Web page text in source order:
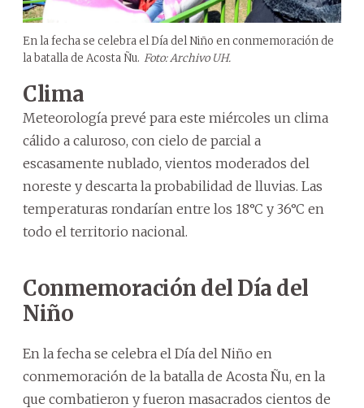
En la fecha se celebra el Día del Niño en conmemoración de
la batalla de Acosta Ñu. Foto: Archivo UH.
Clima
Meteorología prevé para este miércoles un clima
cálido a caluroso, con cielo de parcial a
escasamente nublado, vientos moderados del
noreste y descarta la probabilidad de lluvias. Las
temperaturas rondarían entre los 18°C y 36°C en
todo el territorio nacional.
Conmemoración del Día del
Niño
En la fecha se celebra el Día del Niño en
conmemoración de la batalla de Acosta Ñu, en la
que combatieron y fueron masacrados cientos de